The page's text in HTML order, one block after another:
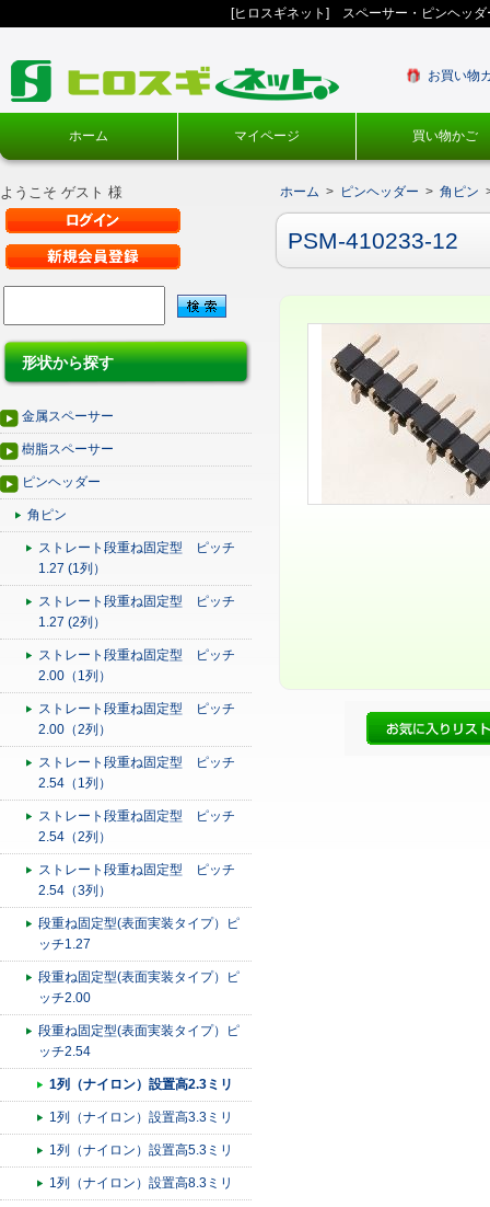
[ヒロスギネット] スペーサー・ピンヘッ
お買い物
ホーム マイページ 買い物かご
ようこそ ゲスト 様
形状から探す
金属スペーサー
樹脂スペーサー
ピンヘッダー
角ピン
ストレート段重ね固定型 ピッチ
1.27 (1列）
ストレート段重ね固定型 ピッチ
1.27 (2列）
ストレート段重ね固定型 ピッチ
2.00（1列）
ストレート段重ね固定型 ピッチ
2.00（2列）
ストレート段重ね固定型 ピッチ
2.54（1列）
ストレート段重ね固定型 ピッチ
2.54（2列）
ストレート段重ね固定型 ピッチ
2.54（3列）
段重ね固定型(表面実装タイプ）ピ
ッチ1.27
段重ね固定型(表面実装タイプ）ピ
ッチ2.00
段重ね固定型(表面実装タイプ）ピ
ッチ2.54
1列（ナイロン）設置高2.3ミリ
1列（ナイロン）設置高3.3ミリ
1列（ナイロン）設置高5.3ミリ
1列（ナイロン）設置高8.3ミリ
ホーム > ピンヘッダー > 角ピン
PSM-410233-12